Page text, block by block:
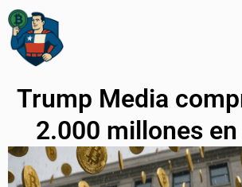
Trump Media
2.000 millones